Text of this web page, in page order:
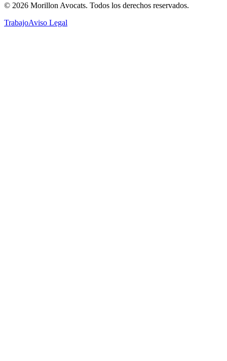
© 2026 Morillon Avocats. Todos los derechos reservados.
TrabajoAviso Legal